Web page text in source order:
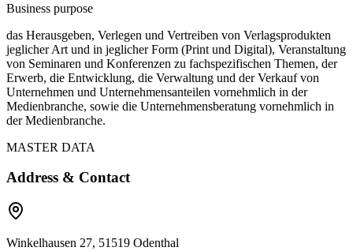
Business purpose
das Herausgeben, Verlegen und Vertreiben von Verlagsprodukten
jeglicher Art und in jeglicher Form (Print und Digital), Veranstaltung
von Seminaren und Konferenzen zu fachspezifischen Themen, der
Erwerb, die Entwicklung, die Verwaltung und der Verkauf von
Unternehmen und Unternehmensanteilen vornehmlich in der
Medienbranche, sowie die Unternehmensberatung vornehmlich in
der Medienbranche.
MASTER DATA
Address & Contact
Winkelhausen 27, 51519 Odenthal